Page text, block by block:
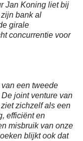
Jan Koning liet bij
bank al
girale
concurrentie voor
een tweede
joint venture van
zichzelf als een
efficiënt en
misbruik van onze
blijkt ook dat